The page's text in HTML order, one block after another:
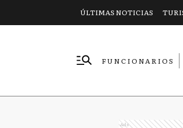
ÚLTIMAS NOTICIAS
FUNCIONARIOS
Ads